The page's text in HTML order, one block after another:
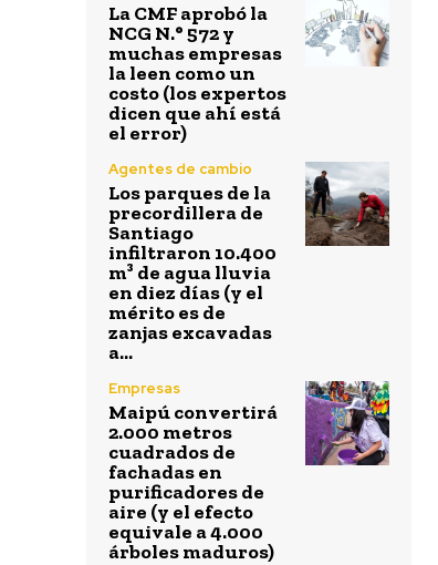
La CMF aprobó la
NCG N.° 572 y
muchas empresas
la leen como un
costo (los expertos
dicen que ahí está
el error)
Agentes de cambio
Los parques de la
precordillera de
Santiago
infiltraron 10.400
m³ de agua lluvia
en diez días (y el
mérito es de
zanjas excavadas
a...
Empresas
Maipú convertirá
2.000 metros
cuadrados de
fachadas en
purificadores de
aire (y el efecto
equivale a 4.000
árboles maduros)